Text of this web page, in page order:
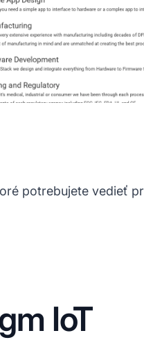
potrebujete vedieť
IoT